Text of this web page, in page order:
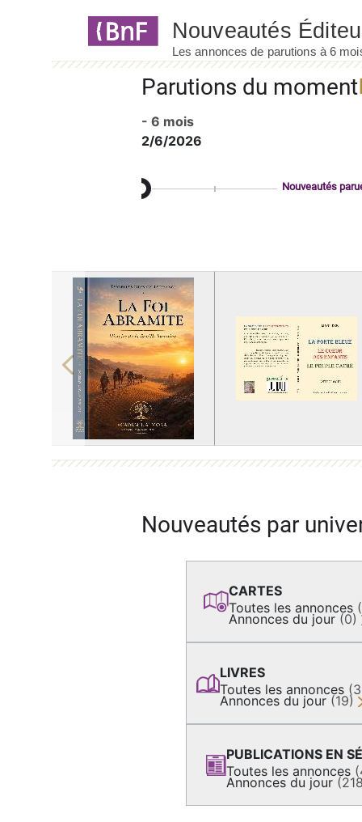
Parutions du moment
- 6 mois
2/6/2026
Nouveautés
Previous
Nouveautés par
CARTES
Toutes les annonces
Annonces du jour (0)
LIVRES
Toutes les annonces
Annonces du jour (19)
PUBLICATIONS EN
Toutes les annonces
Annonces du jour